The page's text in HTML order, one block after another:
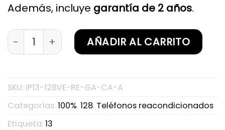
Además, incluye garantía de 2 años.
iPhone 13 128GB Verde Reacondicionado
AÑADIR AL CARRITO
SKU: IP13-128VE-RE-GA-CA-A
Categorías: 100%, 128, Teléfonos reacondicionados
Etiqueta: 13